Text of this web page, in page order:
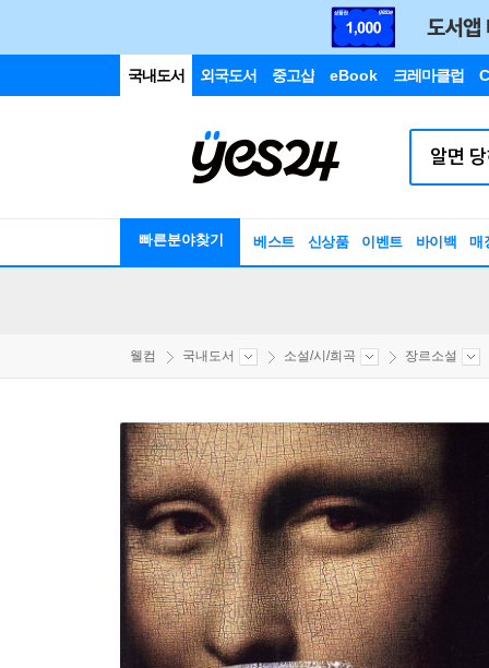
국내도서 외국도서 중고샵 eBook 크레마클럽
빠른분야찾기 베스트 신상품 이벤트 바이백 매
웰컴 국내도서 소설/시/희곡 장르소설